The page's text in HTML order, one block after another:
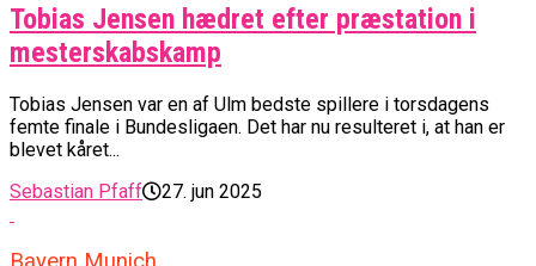
Tobias Jensen hædret efter præstation i
mesterskabskamp
Tobias Jensen var en af Ulm bedste spillere i torsdagens
femte finale i Bundesligaen. Det har nu resulteret i, at han er
blevet kåret...
Sebastian Pfaff
27. jun 2025